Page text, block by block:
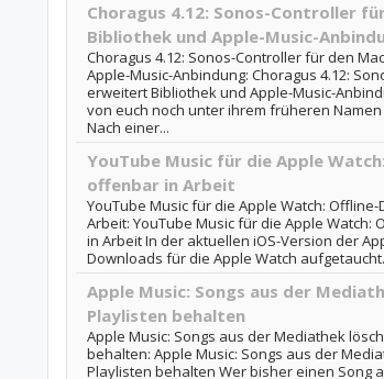
Choragus 4.12: Sonos-Controller
Bibliothek und Apple-Music-
Choragus 4.12: Sonos-Controller für den
Apple-Music-Anbindung: Choragus 4.12:
erweitert Bibliothek und Apple-Music-
von euch noch unter ihrem früheren
Nach einer...
YouTube Music für die Apple
offenbar in Arbeit
YouTube Music für die Apple Watch:
Arbeit: YouTube Music für die Apple
in Arbeit In der aktuellen iOS-Version der
Downloads für die Apple Watch
Apple Music: Songs aus der
Playlisten behalten
Apple Music: Songs aus der Mediathek
behalten: Apple Music: Songs aus der
Playlisten behalten Wer bisher einen Song